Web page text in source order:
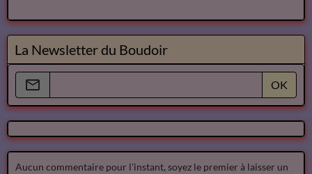
La Newsletter du Boudoir
OK
Aucun commentaire pour l'instant, soyez le premier à laisser un